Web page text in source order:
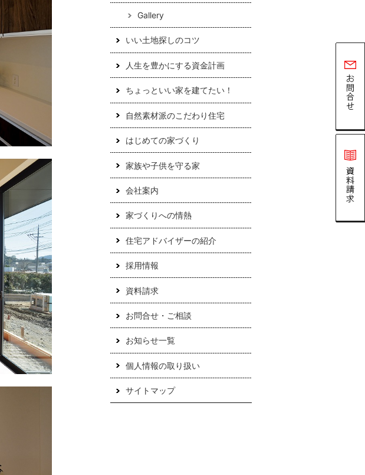
Gallery
いい土地探しのコツ
人生を豊かにする資金計画
ちょっといい家を建てたい！
自然素材派のこだわり住宅
はじめての家づくり
家族や子供を守る家
会社案内
家づくりへの情熱
住宅アドバイザーの紹介
採用情報
資料請求
お問合せ・ご相談
お知らせ一覧
個人情報の取り扱い
サイトマップ